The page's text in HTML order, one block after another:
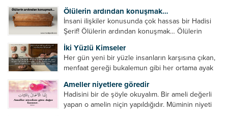
küçümseyeceksiniz. Onların oruçlarını görünce
kendi oruçlarınızı küçümseyeceksiniz. Onların
amellerini görünce kendi amellerinizi
küçümseyeceksiniz. ...
Ölülerin ardından konuşmak…
İnsani ilişkiler konusunda çok hassas bir Hadisi
Şerif! Ölülerin ardından konuşmak… Ölülerin
küfretmek, sövmek, onların günah ve kusurlarını
zikretmek ölüye zarar vermez, fayda da vermez....
İki Yüzlü Kimseler
Her gün yeni bir yüzle insanların karşısına çıkan,
menfaat gereği bukalemun gibi her ortama ayak
insan grubudur. Müminlerin yanında mümin gibi
duran,...
Ameller niyetlere göredir
Hadisini bir de şöyle okuyalım. Bir ameli değerli
yapan o amelin niçin yapıldığıdır. Müminin niyeti